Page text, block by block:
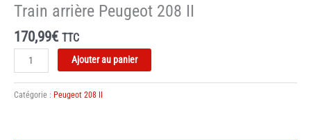
Train arrière Peugeot 208 II
170,99€ TTC
quantité
de
Train
arrière
Ajouter au panier
Catégorie : Peugeot 208 II